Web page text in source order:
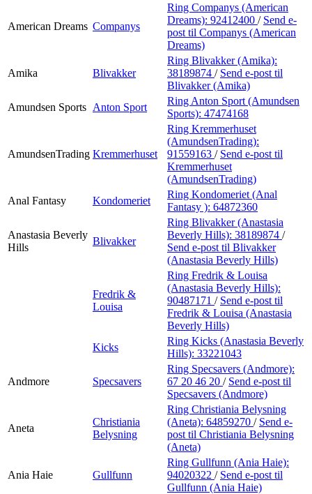
American Dreams Companys
Ring Companys (American
Dreams): 92412400 / Send e-
post til Companys (American
Dreams)
Amika Blivakker
Ring Blivakker (Amika):
38189874 / Send e-post til
Blivakker (Amika)
Amundsen Sports Anton Sport
Ring Anton Sport (Amundsen
Sports): 47474168
AmundsenTrading Kremmerhuset
Ring Kremmerhuset
(AmundsenTrading):
91559163 / Send e-post til
Kremmerhuset
(AmundsenTrading)
Anal Fantasy
Kondomeriet
Ring Kondomeriet (Anal
Fantasy ): 64872360
Anastasia Beverly
Hills
Blivakker
Ring Blivakker (Anastasia
Beverly Hills): 38189874 /
Send e-post til Blivakker
(Anastasia Beverly Hills)
Fredrik &
Louisa
Ring Fredrik & Louisa
(Anastasia Beverly Hills):
90487171 / Send e-post til
Fredrik & Louisa (Anastasia
Beverly Hills)
Kicks
Ring Kicks (Anastasia Beverly
Hills): 33221043
Andmore Specsavers
Ring Specsavers (Andmore):
67 20 46 20 / Send e-post til
Specsavers (Andmore)
Aneta
Christiania
Belysning
Ring Christiania Belysning
(Aneta): 64859270 / Send e-
post til Christiania Belysning
(Aneta)
Ania Haie Gullfunn
Ring Gullfunn (Ania Haie):
94020322 / Send e-post til
Gullfunn (Ania Haie)